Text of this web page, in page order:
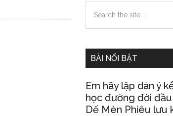
Primary
Sidebar
the
BÀI NỔI BẬT
Em hãy lập dàn ý
học đường đời
Dế Mèn Phiêu lưu